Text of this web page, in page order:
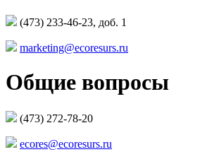
(473) 233-46-23, доб. 1
marketing@ecoresurs.ru
Общие вопросы
(473) 272-78-20
ecores@ecoresurs.ru